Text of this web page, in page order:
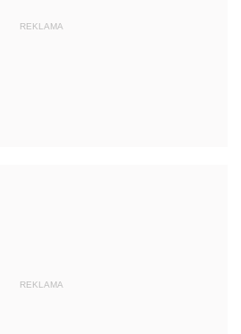
REKLAMA
REKLAMA